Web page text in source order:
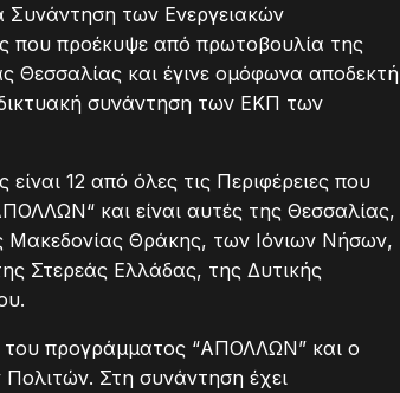
των Ενεργειακών
που προέκυψε από πρωτοβουλία της
Θεσσαλίας και έγινε ομόφωνα αποδεκτή
συνάντηση των ΕΚΠ των
12 από όλες τις Περιφέρειες που
και είναι αυτές της Θεσσαλίας,
Μακεδονίας Θράκης, των Ιόνιων Νήσων,
Στερεάς Ελλάδας, της Δυτικής
του προγράμματος “ΑΠΟΛΛΩΝ” και ο
Στη συνάντηση έχει